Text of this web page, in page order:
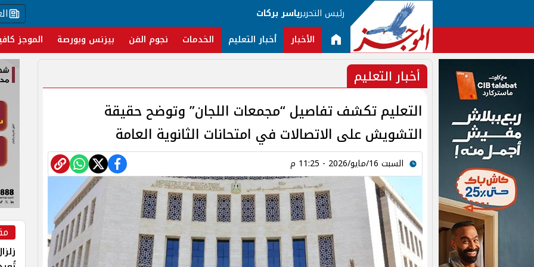
رئيس التحريرياسر بركات
الأخبار أخبار التعليم الخدمات نجوم الفن بيزنس وبورصة الموجز
أخبار التعليم
التعليم تكشف تفاصيل “مجمعات اللجان” وتوضح حقيقة
التشويش على الاتصالات في امتحانات الثانوية العامة
السبت 16/مايو/2026 - 11:25 م